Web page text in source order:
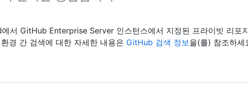
서 GitHub Enterprise Server 인스턴스에서 지정된 프라이빗 리포
경 간 검색에 대한 자세한 내용은 GitHub 검색 정보을(를) 참조하세